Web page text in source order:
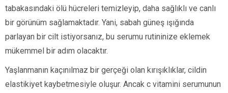
tabakasındaki ölü hücreleri temizleyip, daha sağlıklı ve canlı
bir görünüm sağlamaktadır. Yani, sabah güneş ışığında
parlayan bir cilt istiyorsanız, bu serumu rutininize eklemek
mükemmel bir adım olacaktır.
Yaşlanmanın kaçınılmaz bir gerçeği olan kırışıklıklar, cildin
elastikiyet kaybetmesiyle oluşur. Ancak c vitamini serumunun